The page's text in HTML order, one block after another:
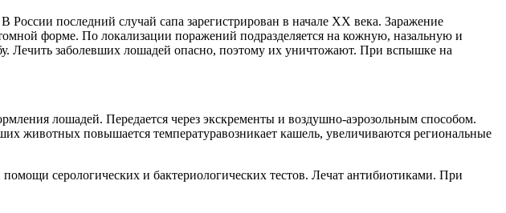
последний случай сапа зарегистрирован в начале XX века. Заражение
форме. По локализации поражений подразделяется на кожную, назальную и
Лечить заболевших лошадей опасно, поэтому их уничтожают. При вспышке на
лошадей. Передается через экскременты и воздушно-аэрозольным способом.
животных повышается температуравозникает кашель, увеличиваются региональные
серологических и бактериологических тестов. Лечат антибиотиками. При